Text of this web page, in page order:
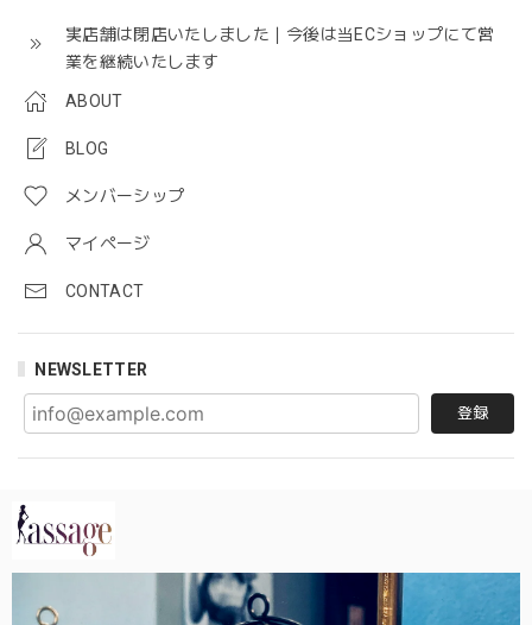
実店舗は閉店いたしました｜今後は当ECショップにて営
業を継続いたします
ABOUT
BLOG
メンバーシップ
マイページ
CONTACT
NEWSLETTER
登録